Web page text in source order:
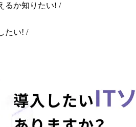
るか知りたい! /
たい! /